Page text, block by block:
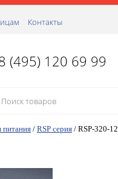
Контакты
(495) 120 69 99
питания / RSP серия / RSP-320-12